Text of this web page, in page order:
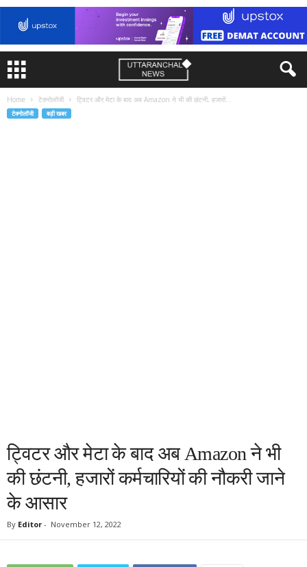
Home टेक्नोलॉजी ट्विटर और मेटा के बाद अब Amazon ने भी की छंटनी, हजारों...
टेक्नोलॉजी बड़ी खबर
ट्विटर और मेटा के बाद अब Amazon ने भी
की छंटनी, हजारों कर्मचारियों की नौकरी जाने
के आसार
By Editor - November 12, 2022